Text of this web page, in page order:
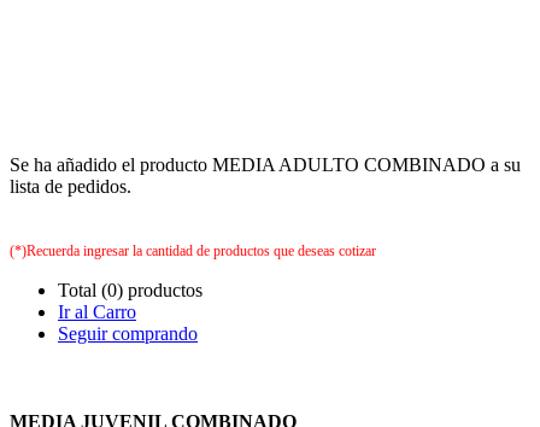
Se ha añadido el producto MEDIA ADULTO COMBINADO a su
lista de pedidos.
(*)Recuerda ingresar la cantidad de productos que deseas cotizar
Total (0) productos
Ir al Carro
Seguir comprando
MEDIA JUVENIL COMBINADO